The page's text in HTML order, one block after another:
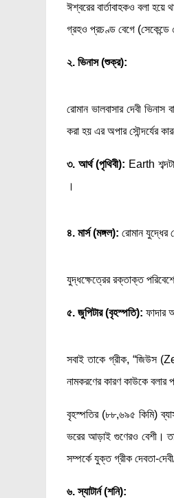
ঈশ্বরের বার্তাবাহকও বলা হয়ে
গ্রহও প্রচণ্ড বেগে (সেকেন্ডে
২. ভিনাস (শুক্র):
রোমান ভালবাসার দেবী
করা হয় এর অপার সৌন্দর্যের
৩. আর্থ (পৃথিবী): Earth
।
৪. মার্স (মঙ্গল): রোমান
যুদ্ধক্ষেত্রের রক্তাক্ত
৫. জুপিটার (বৃহস্পতি): ফাদার
সবাই তাকে গ্রীক,
নামকরণের কারণ কাউকে
বৃহস্পতির (৮৮,৬৯৫ কিমি)
ভরের আড়াই গুণেরও বেশী।
সম্পর্কে যুক্ত গ্রীক দেবতা-
৬. স্যাটার্ন (শনি):